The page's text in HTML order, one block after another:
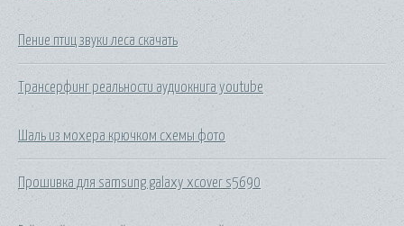
Пение птиц звуки леса скачать
Трансерфинг реальности аудиокнига youtube
Шаль из мохера крючком схемы фото
Прошивка для samsung galaxy xcover s5690